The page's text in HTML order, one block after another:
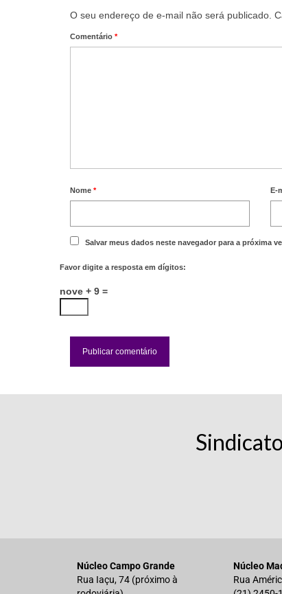
O seu endereço de e-mail não será publicado.
Comentário *
Nome * E-
Salvar meus dados neste navegador para a próxima
Favor digite a resposta em dígitos:
nove + 9 =
Núcleo Campo Grande
Rua Iaçu, 74 (próximo à
Núcleo
Rua